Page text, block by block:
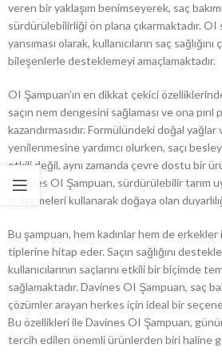
veren bir yaklaşım benimseyerek, saç
sürdürülebilirliği ön plana çıkarmaktadır. OI
yansıması olarak, kullanıcıların saç
bileşenlerle desteklemeyi amaçlamaktadır.
OI Şampuan’ın en dikkat çekici
saçın nem dengesini sağlaması ve ona pırıl
kazandırmasıdır. Formülündeki doğal yağlar
yenilenmesine yardımcı olurken, saçı
etkili değil, aynı zamanda çevre dostu bir
Davines OI Şampuan, sürdürülebilir tarım
malzemeleri kullanarak doğaya olan
Bu şampuan, hem kadınlar hem de
tiplerine hitap eder. Saçın sağlığını
kullanıcılarının saçlarını etkili bir biçimde
sağlamaktadır. Davines OI Şampuan, saç
çözümler arayan herkes için ideal bir
Bu özellikleri ile Davines OI Şampuan,
tercih edilen önemli ürünlerden biri haline